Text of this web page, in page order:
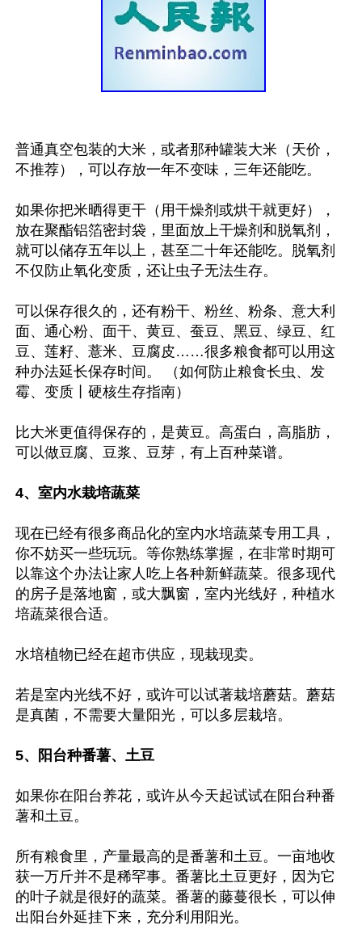
普通真空包装的大米，或者那种罐装大米（天价，
不推荐），可以存放一年不变味，三年还能吃。
如果你把米晒得更干（用干燥剂或烘干就更好），
放在聚酯铝箔密封袋，里面放上干燥剂和脱氧剂，
就可以储存五年以上，甚至二十年还能吃。脱氧剂
不仅防止氧化变质，还让虫子无法生存。
可以保存很久的，还有粉干、粉丝、粉条、意大利
面、通心粉、面干、黄豆、蚕豆、黑豆、绿豆、红
豆、莲籽、薏米、豆腐皮……很多粮食都可以用这
种办法延长保存时间。 （如何防止粮食长虫、发
霉、变质丨硬核生存指南）
比大米更值得保存的，是黄豆。高蛋白，高脂肪，
可以做豆腐、豆浆、豆芽，有上百种菜谱。
4、室内水栽培蔬菜
现在已经有很多商品化的室内水培蔬菜专用工具，
你不妨买一些玩玩。等你熟练掌握，在非常时期可
以靠这个办法让家人吃上各种新鲜蔬菜。很多现代
的房子是落地窗，或大飘窗，室内光线好，种植水
培蔬菜很合适。
水培植物已经在超市供应，现栽现卖。
若是室内光线不好，或许可以试著栽培蘑菇。蘑菇
是真菌，不需要大量阳光，可以多层栽培。
5、阳台种番薯、土豆
如果你在阳台养花，或许从今天起试试在阳台种番
薯和土豆。
所有粮食里，产量最高的是番薯和土豆。一亩地收
获一万斤并不是稀罕事。番薯比土豆更好，因为它
的叶子就是很好的蔬菜。番薯的藤蔓很长，可以伸
出阳台外延挂下来，充分利用阳光。